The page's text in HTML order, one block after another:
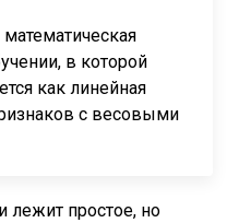
в которой
как линейная
с весовыми
лежит простое, но